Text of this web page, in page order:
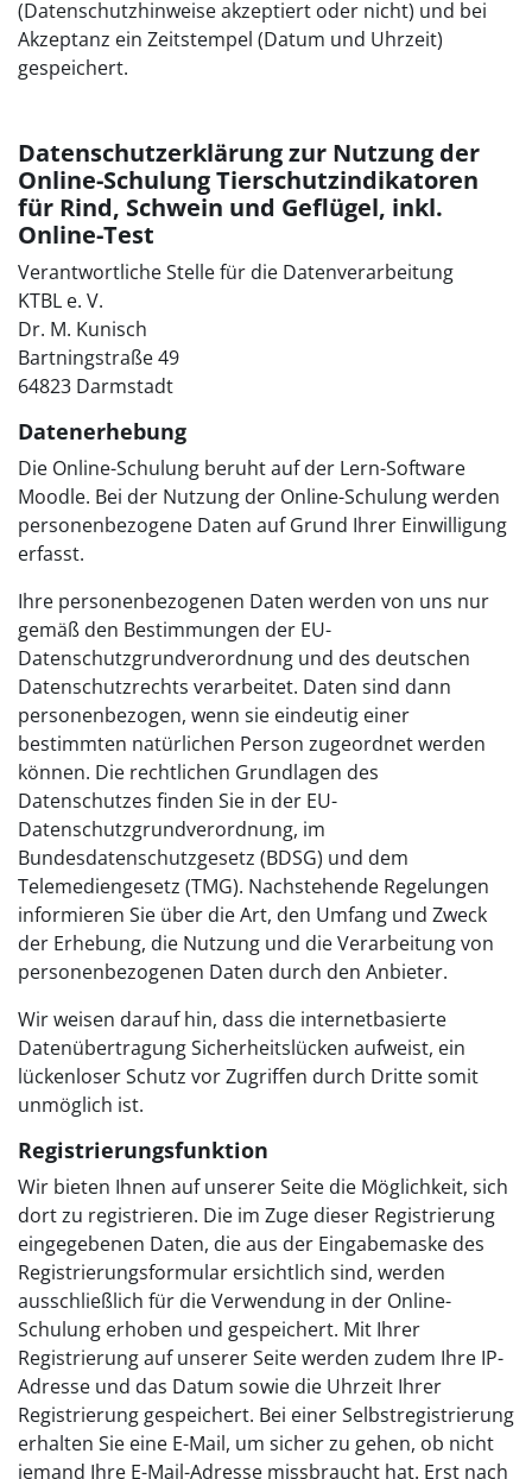
(Datenschutzhinweise akzeptiert oder nicht) und bei
Akzeptanz ein Zeitstempel (Datum und Uhrzeit)
gespeichert.
Datenschutzerklärung zur Nutzung der
Online-Schulung Tierschutzindikatoren
für Rind, Schwein und Geflügel, inkl.
Online-Test
Verantwortliche Stelle für die Datenverarbeitung
KTBL e. V.
Dr. M. Kunisch
Bartningstraße 49
64823 Darmstadt
Datenerhebung
Die Online-Schulung beruht auf der Lern-Software
Moodle. Bei der Nutzung der Online-Schulung werden
personenbezogene Daten auf Grund Ihrer Einwilligung
erfasst.
Ihre personenbezogenen Daten werden von uns nur
gemäß den Bestimmungen der EU-
Datenschutzgrundverordnung und des deutschen
Datenschutzrechts verarbeitet. Daten sind dann
personenbezogen, wenn sie eindeutig einer
bestimmten natürlichen Person zugeordnet werden
können. Die rechtlichen Grundlagen des
Datenschutzes finden Sie in der EU-
Datenschutzgrundverordnung, im
Bundesdatenschutzgesetz (BDSG) und dem
Telemediengesetz (TMG). Nachstehende Regelungen
informieren Sie über die Art, den Umfang und Zweck
der Erhebung, die Nutzung und die Verarbeitung von
personenbezogenen Daten durch den Anbieter.
Wir weisen darauf hin, dass die internetbasierte
Datenübertragung Sicherheitslücken aufweist, ein
lückenloser Schutz vor Zugriffen durch Dritte somit
unmöglich ist.
Registrierungsfunktion
Wir bieten Ihnen auf unserer Seite die Möglichkeit, sich
dort zu registrieren. Die im Zuge dieser Registrierung
eingegebenen Daten, die aus der Eingabemaske des
Registrierungsformular ersichtlich sind, werden
ausschließlich für die Verwendung in der Online-
Schulung erhoben und gespeichert. Mit Ihrer
Registrierung auf unserer Seite werden zudem Ihre IP-
Adresse und das Datum sowie die Uhrzeit Ihrer
Registrierung gespeichert. Bei einer Selbstregistrierung
erhalten Sie eine E-Mail, um sicher zu gehen, ob nicht
jemand Ihre E-Mail-Adresse missbraucht hat. Erst nach